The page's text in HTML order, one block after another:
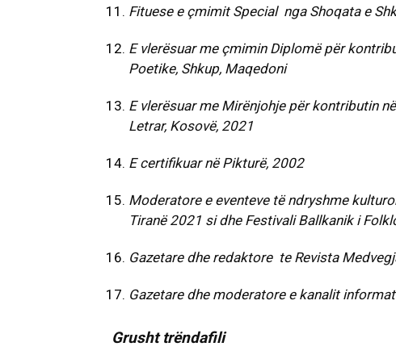
Fituese e çmimit Special nga Shoqata e
E vlerësuar me çmimin Diplomë për
Poetike, Shkup, Maqedoni
E vlerësuar me Mirënjohje për kontributin
Letrar, Kosovë, 2021
E certifikuar në Pikturë, 2002
Moderatore e eventeve të ndryshme
Tiranë 2021 si dhe Festivali Ballkanik i
Gazetare dhe redaktore te Revista
Gazetare dhe moderatore e kanalit
Grusht trëndafili